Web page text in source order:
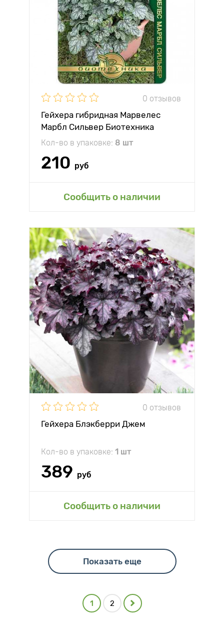
0 отзывов
Гейхера гибридная Марвелес
Марбл Сильвер Биотехника
Кол-во в упаковке: 8 шт
210 руб
Сообщить о наличии
0 отзывов
Гейхера Блэкберри Джем
Кол-во в упаковке: 1 шт
389 руб
Сообщить о наличии
Показать еще
1 2